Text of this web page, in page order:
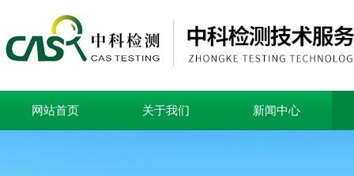
网站首页 关于我们 新闻中心